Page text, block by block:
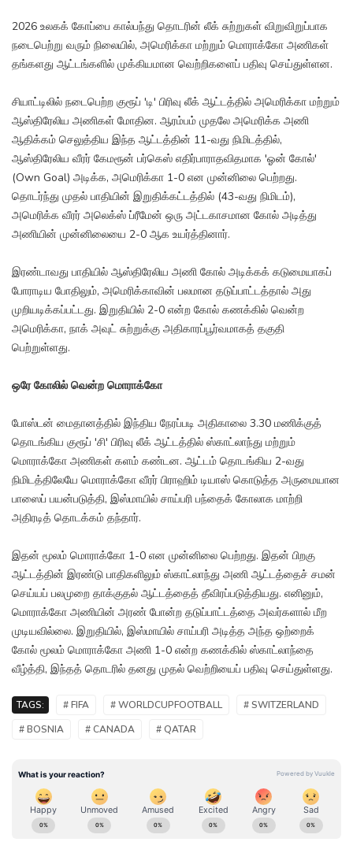
2026 உலகக் கோப்பை கால்பந்து தொடரின் லீக் சுற்றுகள் விறுவிறுப்பாக
நடைபெற்று வரும் நிலையில், அமெரிக்கா மற்றும் மொராக்கோ அணிகள்
தங்களது ஆட்டங்களில் முக்கியமான வெற்றிகளைப் பதிவு செய்துள்ளன.
சியாட்டிலில் நடைபெற்ற குரூப் 'டி' பிரிவு லீக் ஆட்டத்தில் அமெரிக்கா மற்றும்
ஆஸ்திரேலிய அணிகள் மோதின. ஆரம்பம் முதலே அமெரிக்க அணி
ஆதிக்கம் செலுத்திய இந்த ஆட்டத்தின் 11-வது நிமிடத்தில்,
ஆஸ்திரேலிய வீரர் கேமரூன் பர்கெஸ் எதிர்பாராதவிதமாக 'ஓன் கோல்'
(Own Goal) அடிக்க, அமெரிக்கா 1-0 என முன்னிலை பெற்றது.
தொடர்ந்து முதல் பாதியின் இறுதிக்கட்டத்தில் (43-வது நிமிடம்),
அமெரிக்க வீரர் அலெக்ஸ் ப்ரீமேன் ஒரு அட்டகாசமான கோல் அடித்து
அணியின் முன்னிலையை 2-0 ஆக உயர்த்தினார்.
இரண்டாவது பாதியில் ஆஸ்திரேலிய அணி கோல் அடிக்கக் கடுமையாகப்
போராடிய போதிலும், அமெரிக்காவின் பலமான தடுப்பாட்டத்தால் அது
முறியடிக்கப்பட்டது. இறுதியில் 2-0 என்ற கோல் கணக்கில் வென்ற
அமெரிக்கா, நாக் அவுட் சுற்றுக்கு அதிகாரப்பூர்வமாகத் தகுதி
பெற்றுள்ளது.
ஒரே கோலில் வென்ற மொராக்கோ
போஸ்டன் மைதானத்தில் இந்திய நேரப்படி அதிகாலை 3.30 மணிக்குத்
தொடங்கிய குரூப் 'சி' பிரிவு லீக் ஆட்டத்தில் ஸ்காட்லாந்து மற்றும்
மொராக்கோ அணிகள் களம் கண்டன. ஆட்டம் தொடங்கிய 2-வது
நிமிடத்திலேயே மொராக்கோ வீரர் பிராஹிம் டியாஸ் கொடுத்த அருமையான
பாஸைப் பயன்படுத்தி, இஸ்மாயில் சாய்பரி பந்தைக் கோலாக மாற்றி
அதிரடித் தொடக்கம் தந்தார்.
இதன் மூலம் மொராக்கோ 1-0 என முன்னிலை பெற்றது. இதன் பிறகு
ஆட்டத்தின் இரண்டு பாதிகளிலும் ஸ்காட்லாந்து அணி ஆட்டத்தைச் சமன்
செய்யப் பலமுறை தாக்குதல் ஆட்டத்தைத் தீவிரப்படுத்தியது. எனினும்,
மொராக்கோ அணியின் அரண் போன்ற தடுப்பாட்டத்தை அவர்களால் மீற
முடியவில்லை. இறுதியில், இஸ்மாயில் சாய்பரி அடித்த அந்த ஒற்றைக்
கோல் மூலம் மொராக்கோ அணி 1-0 என்ற கணக்கில் ஸ்காட்லாந்தை
வீழ்த்தி, இந்தத் தொடரில் தனது முதல் வெற்றியைப் பதிவு செய்துள்ளது.
TAGS: # FIFA # WORLDCUPFOOTBALL
# SWITZERLAND
# BOSNIA
# CANADA # QATAR